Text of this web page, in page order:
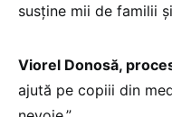
susține mii de familii
Viorel Donosă,
ajută pe copiii din